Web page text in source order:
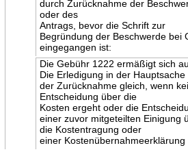
durch Zurücknahme der
oder des
Antrags, bevor die Schrift zur
Begründung der Beschwerde bei
eingegangen ist:
Die Gebühr 1222 ermäßigt sich
Die Erledigung in der Hauptsache
der Zurücknahme gleich, wenn
Entscheidung über die
Kosten ergeht oder die
einer zuvor mitgeteilten Einigung
die Kostentragung oder
einer Kostenübernahmeerklärung